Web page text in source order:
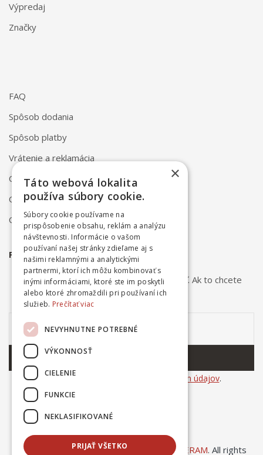
Výpredaj
Značky
FAQ
Spôsob dodania
Spôsob platby
Vrátenie a reklamácia
Odstúpenie od zmluvy online
Obchodné podmienky
Ochrana osobných údajov
PRIHLÁSTE SA NA ODBER NOVINIEK
Odber noviniek môžete kedykoľvek zrušiť. Ak to chcete
urobiť, kontaktujte nás.
Súhlasím so spracovaním osobných údajov.
© Copyright 2025Ing. Dušan Kováčik INCERAM. All rights
×
Táto webová lokalita
používa súbory cookie.
Súbory cookie používame na
prispôsobenie obsahu, reklám a analýzu
návštevnosti. Informácie o vašom
používaní našej stránky zdieľame aj s
našimi reklamnými a analytickými
partnermi, ktorí ich môžu kombinovať s
inými informáciami, ktoré ste im poskytli
alebo ktoré zhromaždili pri používaní ich
služieb. Prečítať viac
NEVYHNUTNE POTREBNÉ
VÝKONNOSŤ
CIELENIE
FUNKCIE
NEKLASIFIKOVANÉ
PRIJAŤ VŠETKO